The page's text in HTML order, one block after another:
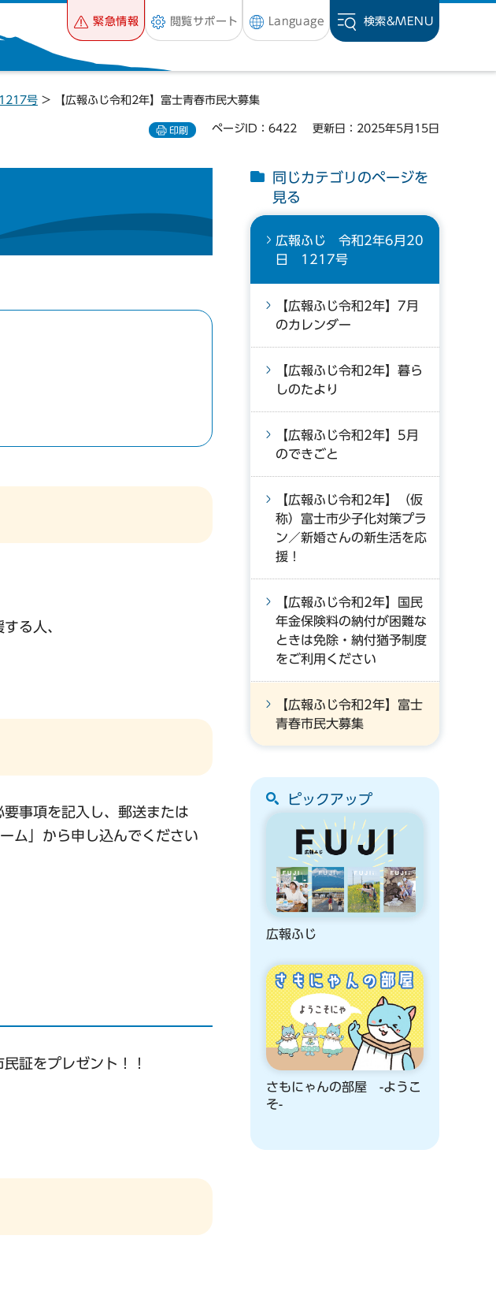
緊急情報 閲覧サポート Language 検索&MENU
号 > 【広報ふじ令和2年】富士青春市民大募集
印刷 ページID：6422 更新日：2025年5月15日
る人、
事項を記入し、郵送または
ム」から申し込んでください
証をプレゼント！！
同じカテゴリのページを
見る
広報ふじ 令和2年6月20
日 1217号
【広報ふじ令和2年】7月
のカレンダー
【広報ふじ令和2年】暮ら
しのたより
【広報ふじ令和2年】5月
のできごと
【広報ふじ令和2年】（仮
称）富士市少子化対策プラ
ン／新婚さんの新生活を応
援！
【広報ふじ令和2年】国民
年金保険料の納付が困難な
ときは免除・納付猶予制度
をご利用ください
【広報ふじ令和2年】富士
青春市民大募集
ピックアップ
広報ふじ
さもにゃんの部屋 -ようこ
そ-